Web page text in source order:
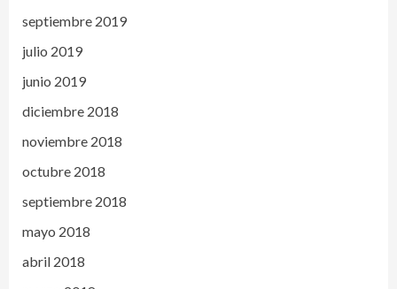
septiembre 2019
julio 2019
junio 2019
diciembre 2018
noviembre 2018
octubre 2018
septiembre 2018
mayo 2018
abril 2018